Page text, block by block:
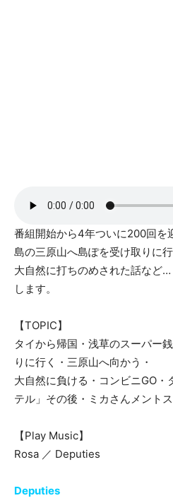
番組開始から4年ついに200回を
島の三原山へ島ぽを受け取りに行
大自然に打ちのめされた話など
します。
【TOPIC】
タイから帰国・浅草のスーパー
りに行く・三原山へ向かう・
大自然に負ける・コンビニGO・
テル」その後・ミカさんメント
【Play Music】
Rosa ／ Deputies
Deputies